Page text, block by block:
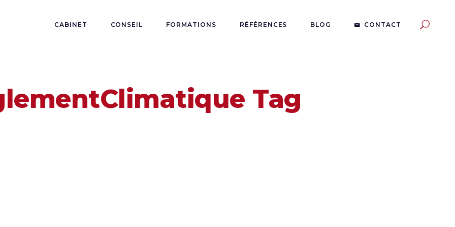
CABINET CONSEIL FORMATIONS RÉFÉRENCES BLOG CONTACT
Tag